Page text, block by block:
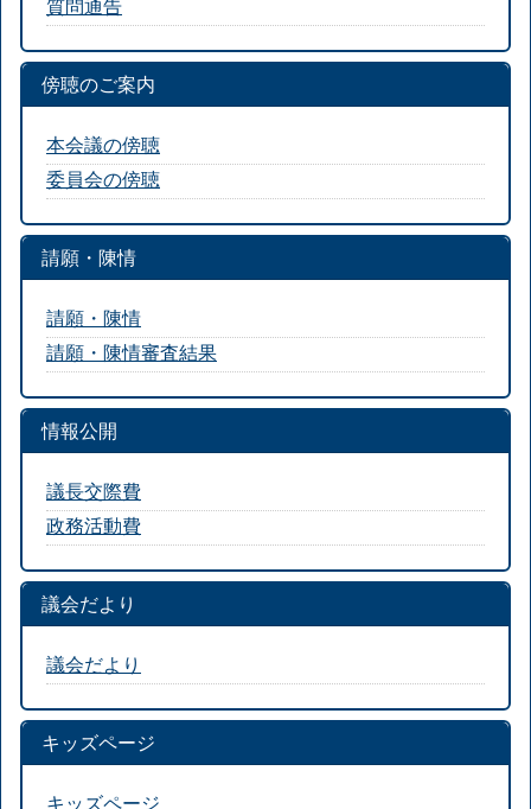
質問通告
傍聴のご案内
本会議の傍聴
委員会の傍聴
請願・陳情
請願・陳情
請願・陳情審査結果
情報公開
議長交際費
政務活動費
議会だより
議会だより
キッズページ
キッズページ